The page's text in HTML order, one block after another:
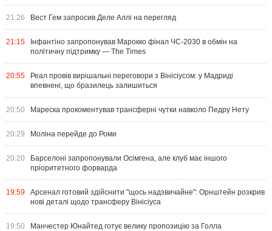
21:26 Вест Гем запросив Деле Аллі на перегляд
21:15
Інфантіно запропонував Марокко фінал ЧС-2030 в обмін на
політичну підтримку — The Times
20:55
Реал провів вирішальні переговори з Вінісіусом: у Мадриді
впевнені, що бразилець залишиться
20:50 Мареска прокоментував трансферні чутки навколо Педру Нету
20:29 Моліна перейде до Роми
20:20
Барселоні запропонували Осімгена, але клуб має іншого
пріоритетного форварда
19:59
Арсенал готовий здійснити "щось надзвичайне": Орнштейн розкрив
нові деталі щодо трансферу Вінісіуса
19:50 Манчестер Юнайтед готує велику пропозицію за Голла